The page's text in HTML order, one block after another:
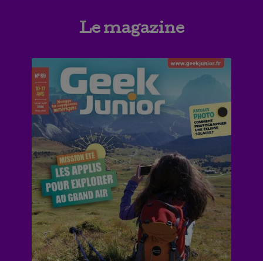
Le magazine